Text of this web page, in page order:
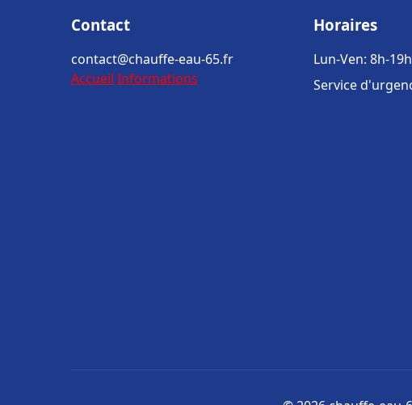
Contact
contact@chauffe-eau-65.fr
Accueil Informations
Horaires
Lun-Ven: 8h-19h
Service